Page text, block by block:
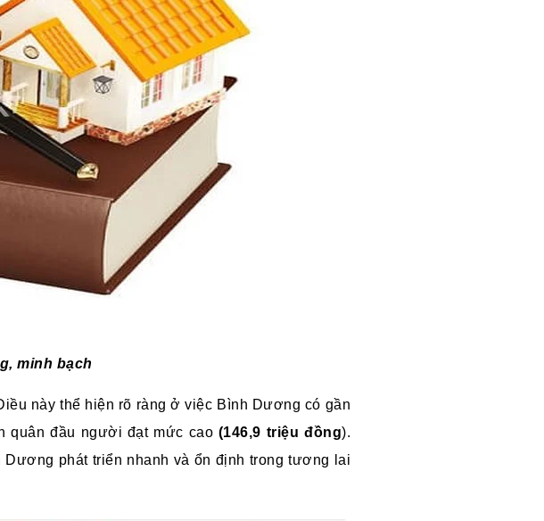
minh bạch
này thể hiện rõ ràng ở việc Bình Dương có gần
quân đầu người đạt mức cao (146,9 triệu đồng).
phát triển nhanh và ổn định trong tương lai